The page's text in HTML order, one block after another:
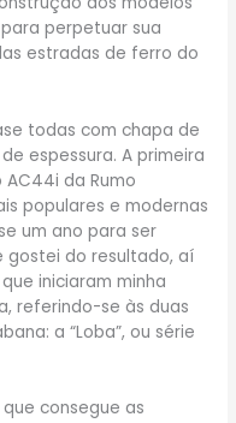
perpetuar sua
estradas de ferro do
todas com chapa de
espessura. A primeira
da Rumo
populares e modernas
um ano para ser
gostei do resultado, aí
iniciaram minha
referindo-se às duas
a “Loba”, ou série
consegue as